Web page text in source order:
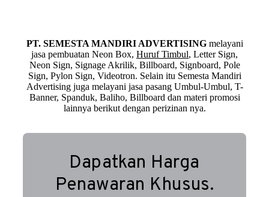
PT. SEMESTA MANDIRI ADVERTISINGmelayani
jasa pembuatan Neon Box, Huruf Timbul, Letter Sign,
Neon Sign, Signage Akrilik, Billboard, Signboard, Pole
Sign, Pylon Sign, Videotron. Selain itu Semesta Mandiri
Advertising juga melayani jasa pasang Umbul-Umbul, T-
Banner, Spanduk, Baliho, Billboard dan materi promosi
lainnya berikut dengan perizinan nya.
Dapatkan Harga
Penawaran Khusus.